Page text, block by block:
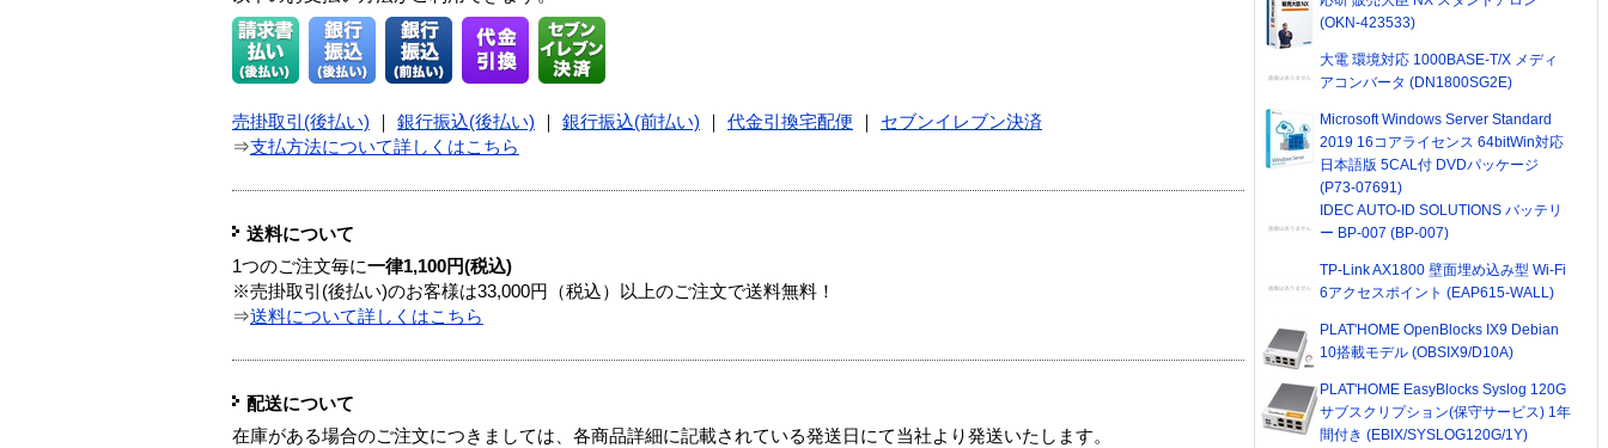
売掛取引(後払い) 銀行振込(後払い) 銀行振込(前払い) 代金引換宅配便
セブンイレブン決済
⇒支払方法について詳しくはこちら
送料について
1つのご注文毎に一律1,100円(税込)
※売掛取引(後払い)のお客様は33,000円（税込）以上のご注文で送料無料！
⇒送料について詳しくはこちら
配送について
在庫がある場合のご注文につきましては、各商品詳細に記載されている発送日にて当社より発送いたします。
(OKN-423533)
大電 環境対応 1000BASE-T/X メディ
アコンバータ (DN1800SG2E)
Microsoft Windows Server Standard
2019 16コアライセンス 64bitWin対応
日本語版 5CAL付 DVDパッケージ
(P73-07691)
IDEC AUTO-ID SOLUTIONS バッテリ
ー BP-007 (BP-007)
TP-Link AX1800 壁面埋め込み型 Wi-Fi
6アクセスポイント (EAP615-WALL)
PLAT'HOME OpenBlocks IX9 Debian
10搭載モデル (OBSIX9/D10A)
PLAT'HOME EasyBlocks Syslog 120G
サブスクリプション(保守サービス) 1年
間付き (EBIX/SYSLOG120G/1Y)